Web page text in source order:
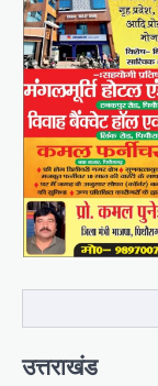
उत्तराखंड